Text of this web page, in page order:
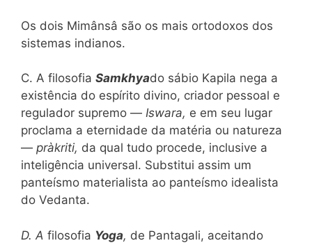
Os dois Mimânsâ são os mais ortodoxos dos
sistemas indianos.
C. A filosofia Samkhyado sábio Kapila nega a
existência do espírito divino, criador pessoal e
regulador supremo — Iswara, e em seu lugar
proclama a eternidade da matéria ou natureza
— pràkriti, da qual tudo procede, inclusive a
inteligência universal. Substitui assim um
panteísmo materialista ao panteísmo idealista
do Vedanta.
D. A filosofia Yoga, de Pantagali, aceitando